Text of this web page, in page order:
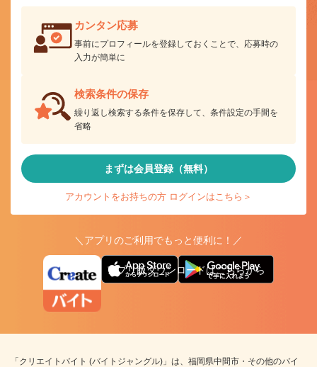
カンタン応募
事前にプロフィールを登録しておくことで、応募時の
入力が簡単に
検索条件の保存
繰り返し検索する条件を保存して、条件設定の手間を
省略
まずは会員登録（無料）
アカウントをお持ちの方 ログインはこちら＞
＼アプリのご利用でもっと便利に！／
アプリ版ダウンロードはこちらから
「クリエイトバイト (バイトジャングル)」は、福岡県中間市・その他のバイ